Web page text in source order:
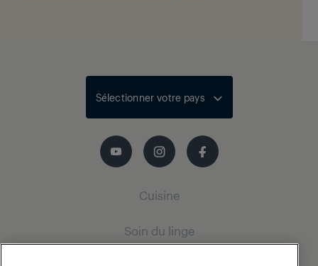
Sélectionner votre pays
Cuisine
Refroidissement
Soin du linge